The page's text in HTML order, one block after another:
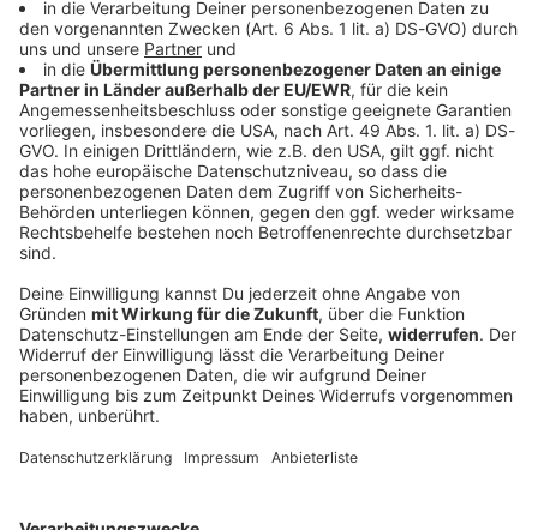
Sport
Pienaar gewinnt Etappe - Lippert im Sprint
chancenlos
Kurz vor der sehnsüchtig erwarteten Ventoux-Etappe
Tour. Doch im Sprint reicht es nicht für ihren